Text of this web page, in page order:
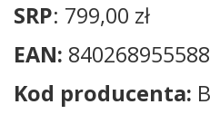
SRP: 799,00 zł
EAN: 840268955588
Kod producenta: